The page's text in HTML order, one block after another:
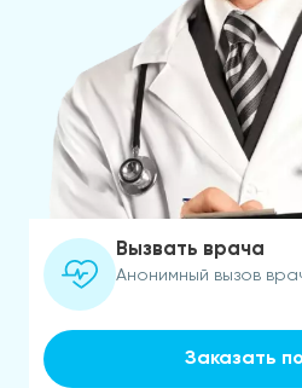
Вызвать врача
Анонимный вызов
Заказать